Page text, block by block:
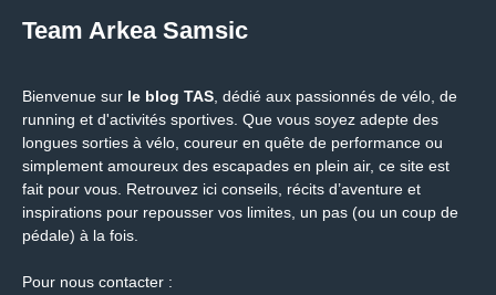
Team Arkea Samsic
Bienvenue sur le blog TAS , dédié aux passionnés de vélo, de
running et d'activités sportives. Que vous soyez adepte des
longues sorties à vélo, coureur en quête de performance ou
simplement amoureux des escapades en plein air, ce site est
fait pour vous. Retrouvez ici conseils, récits d’aventure et
inspirations pour repousser vos limites, un pas (ou un coup de
pédale) à la fois.
Pour nous contacter :